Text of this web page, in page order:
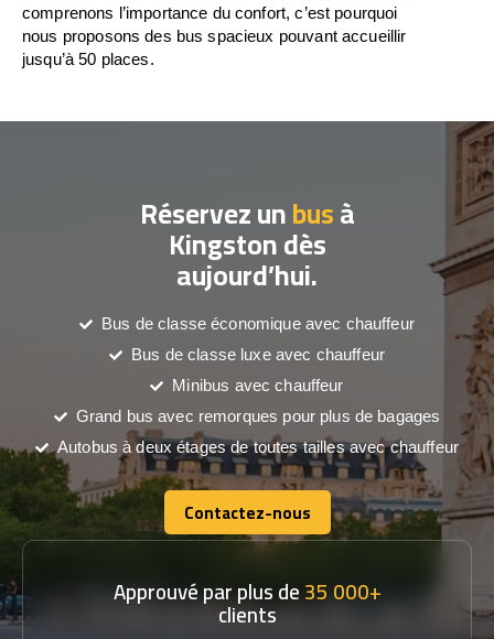
comprenons l’importance du confort, c’est pourquoi
nous proposons des bus spacieux pouvant accueillir
jusqu’à 50 places.
Réservez unbusà
Kingston dès
aujourd’hui.
Bus de classe économique avec chauffeur
Bus de classe luxe avec chauffeur
Minibus avec chauffeur
Grand bus avec remorques pour plus de bagages
Autobus à deux étages de toutes tailles avec chauffeur
Contactez-nous
Contactez-nous
Approuvé par plus de35 000+
clients